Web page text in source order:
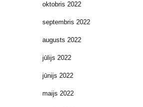
oktobris 2022
septembris 2022
augusts 2022
jūlijs 2022
jūnijs 2022
maijs 2022